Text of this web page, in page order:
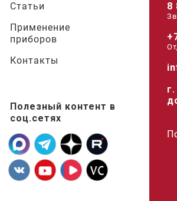
Статьи
Применение
приборов
Контакты
Полезный контент в
соц.сетях
8